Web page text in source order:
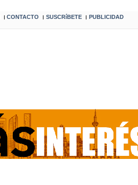
I CONTACTO I SUSCRíBETE I PUBLICIDAD